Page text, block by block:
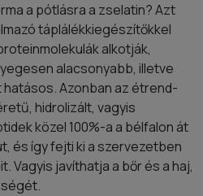
a pótlásra a zselatin? Azt
táplálékkiegészítőkkel
alkotják,
alacsonyabb, illetve
Azonban az étrend-
hidrolizált, vagyis
közel 100%-a a bélfalon át
és így fejti ki a szervezetben
Vagyis javíthatja a bőr és a haj,